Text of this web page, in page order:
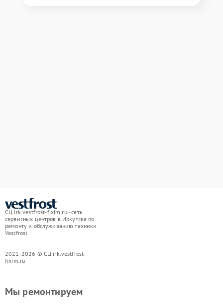
СЦ irk.vestfrost-fixim.ru - сеть
сервисных центров в Иркутске по
ремонту и обслуживанию техники
Vestfrost
2021-2026 © СЦ irk.vestfrost-
fixim.ru
Мы ремонтируем